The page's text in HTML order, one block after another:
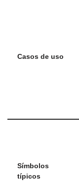
Casos de uso
Símbolos
típicos